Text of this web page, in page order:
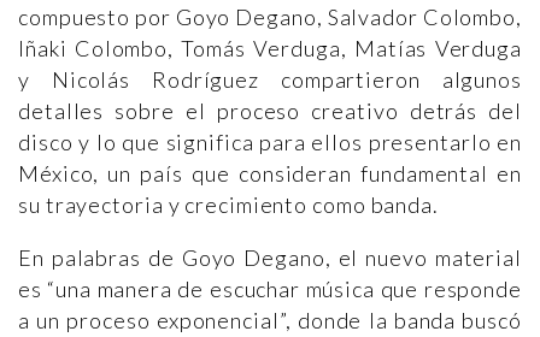
compuesto por Goyo Degano, Salvador Colombo,
Iñaki Colombo, Tomás Verduga, Matías Verduga
y Nicolás Rodríguez compartieron algunos
detalles sobre el proceso creativo detrás del
disco y lo que significa para ellos presentarlo en
México, un país que consideran fundamental en
su trayectoria y crecimiento como banda.
En palabras de Goyo Degano, el nuevo material
es “una manera de escuchar música que responde
a un proceso exponencial”, donde la banda buscó